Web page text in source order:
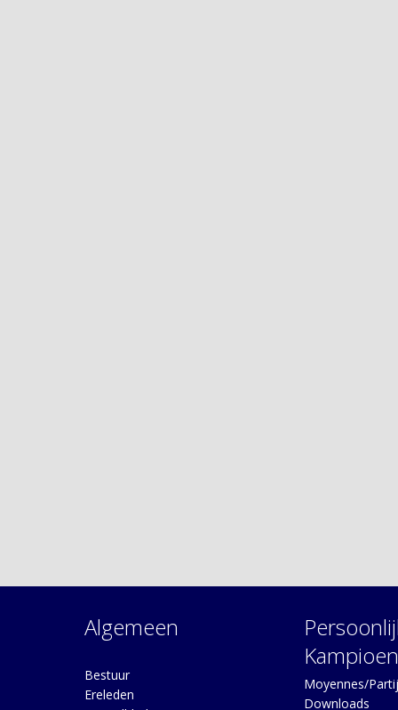
Algemeen
Bestuur
Ereleden
Moyennes/
Downloads